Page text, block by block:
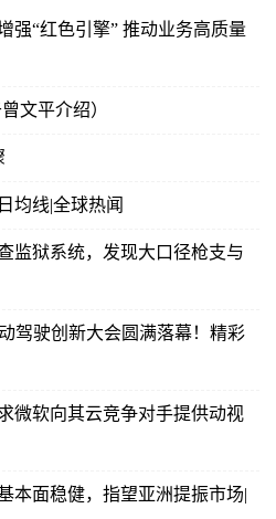
强“红色引擎” 推动业务高质量
文平介绍）
均线|全球热闻
监狱系统，发现大口径枪支与
驾驶创新大会圆满落幕！精彩
微软向其云竞争对手提供动视
本面稳健，指望亚洲提振市场|